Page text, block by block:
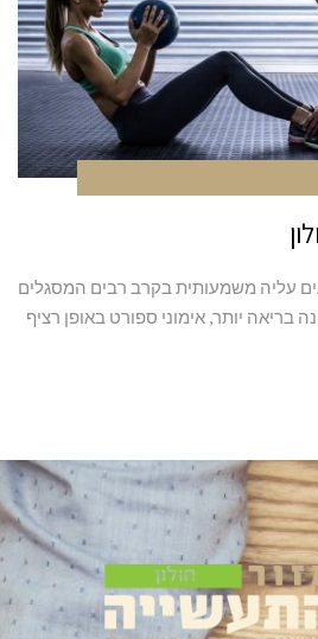
עליה משמעותית בקרב רבים המסגלים
בריאה יותר, אימוני ספורט באופן רציף